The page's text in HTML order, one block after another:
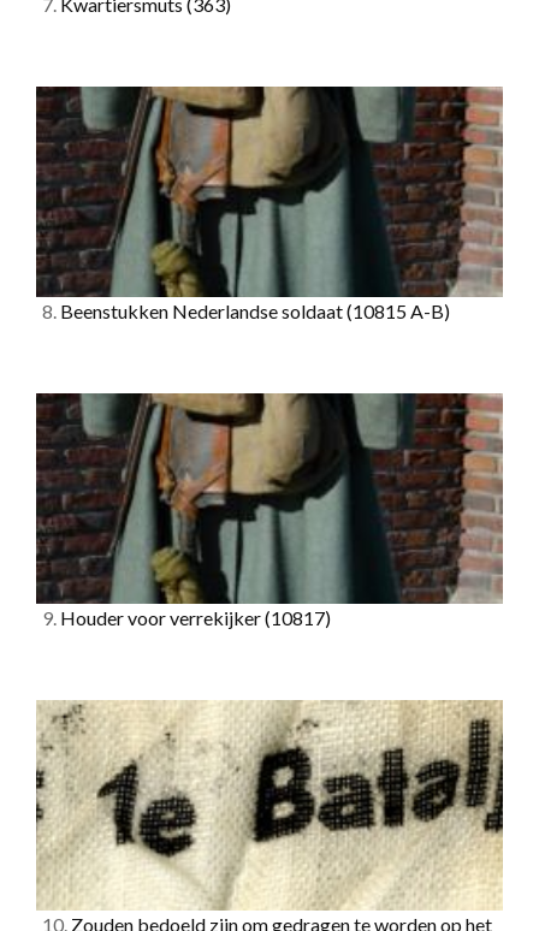
8. Beenstukken Nederlandse soldaat(10815 A-B)
9. Houder voor verrekijker(10817)
10. Zouden bedoeld zijn om gedragen te worden op het